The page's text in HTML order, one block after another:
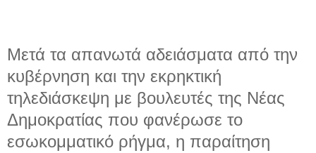
Μετά τα απανωτά αδειάσματα από την
κυβέρνηση και την εκρηκτική
τηλεδιάσκεψη με βουλευτές της Νέας
Δημοκρατίας που φανέρωσε το
εσωκομματικό ρήγμα, η παραίτηση